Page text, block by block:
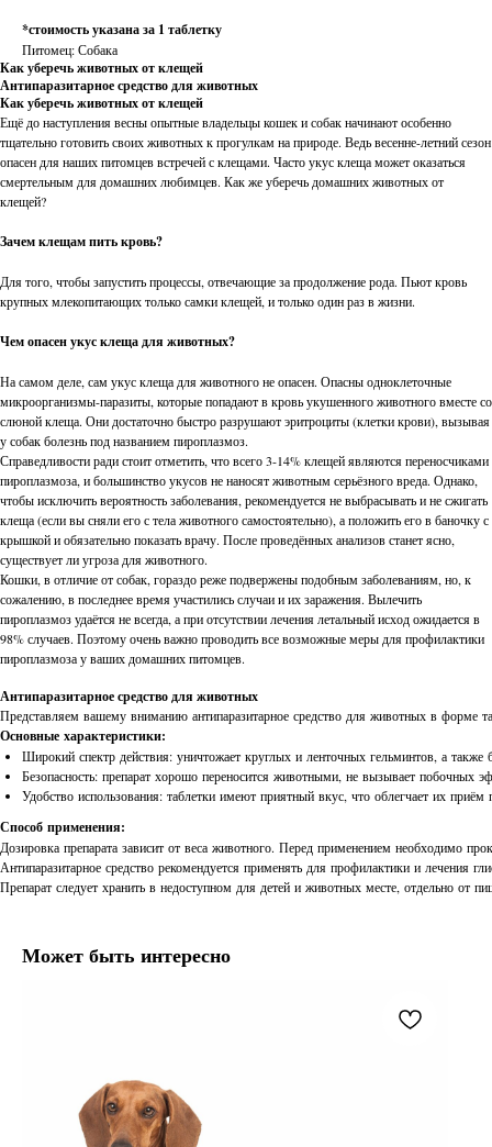
*стоимость указана за 1 таблетку
Питомец: Собака
Как уберечь животных от клещей
Антипаразитарное средство для животных
Как уберечь животных от клещей
Ещё до наступления весны опытные владельцы кошек и собак начинают особенно
тщательно готовить своих животных к прогулкам на природе. Ведь весенне-летний сезон
опасен для наших питомцев встречей с клещами. Часто укус клеща может оказаться
смертельным для домашних любимцев. Как же уберечь домашних животных от
клещей?
Зачем клещам пить кровь?
Для того, чтобы запустить процессы, отвечающие за продолжение рода. Пьют кровь
крупных млекопитающих только самки клещей, и только один раз в жизни.
Чем опасен укус клеща для животных?
На самом деле, сам укус клеща для животного не опасен. Опасны одноклеточные
микроорганизмы-паразиты, которые попадают в кровь укушенного животного вместе со
слюной клеща. Они достаточно быстро разрушают эритроциты (клетки крови), вызывая
у собак болезнь под названием пироплазмоз.
Справедливости ради стоит отметить, что всего 3-14% клещей являются переносчиками
пироплазмоза, и большинство укусов не наносят животным серьёзного вреда. Однако,
чтобы исключить вероятность заболевания, рекомендуется не выбрасывать и не сжигать
клеща (если вы сняли его с тела животного самостоятельно), а положить его в баночку с
крышкой и обязательно показать врачу. После проведённых анализов станет ясно,
существует ли угроза для животного.
Кошки, в отличие от собак, гораздо реже подвержены подобным заболеваниям, но, к
сожалению, в последнее время участились случаи и их заражения. Вылечить
пироплазмоз удаётся не всегда, а при отсутствии лечения летальный исход ожидается в
98% случаев. Поэтому очень важно проводить все возможные меры для профилактики
пироплазмоза у ваших домашних питомцев.
Антипаразитарное средство для животных
Представляем вашему вниманию антипаразитарное средство для животных в форме
Основные характеристики:
Широкий спектр действия: уничтожает круглых и ленточных гельминтов, а также
Безопасность: препарат хорошо переносится животными, не вызывает побочных
Удобство использования: таблетки имеют приятный вкус, что облегчает их приём
Способ применения:
Дозировка препарата зависит от веса животного. Перед применением необходимо
Антипаразитарное средство рекомендуется применять для профилактики и лечения
Препарат следует хранить в недоступном для детей и животных месте, отдельно от
Может быть интересно